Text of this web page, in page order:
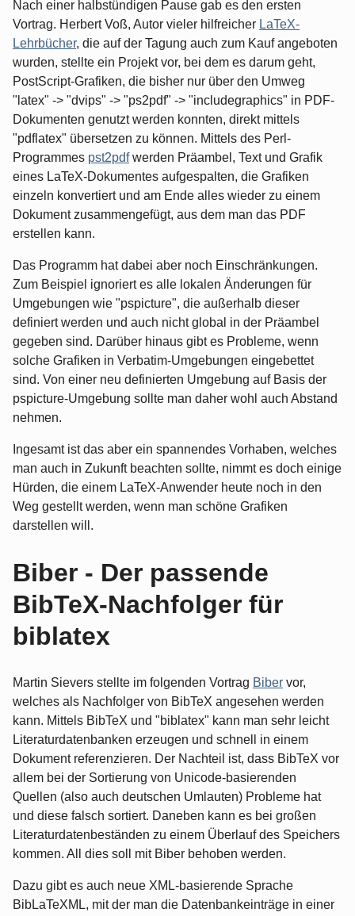
Nach einer halbstündigen Pause gab es den ersten
Vortrag. Herbert Voß, Autor vieler hilfreicher LaTeX-
Lehrbücher, die auf der Tagung auch zum Kauf angeboten
wurden, stellte ein Projekt vor, bei dem es darum geht,
PostScript-Grafiken, die bisher nur über den Umweg
"latex" -> "dvips" -> "ps2pdf" -> "includegraphics" in PDF-
Dokumenten genutzt werden konnten, direkt mittels
"pdflatex" übersetzen zu können. Mittels des Perl-
Programmes pst2pdfwerden Präambel, Text und Grafik
eines LaTeX-Dokumentes aufgespalten, die Grafiken
einzeln konvertiert und am Ende alles wieder zu einem
Dokument zusammengefügt, aus dem man das PDF
erstellen kann.
Das Programm hat dabei aber noch Einschränkungen.
Zum Beispiel ignoriert es alle lokalen Änderungen für
Umgebungen wie "pspicture", die außerhalb dieser
definiert werden und auch nicht global in der Präambel
gegeben sind. Darüber hinaus gibt es Probleme, wenn
solche Grafiken in Verbatim-Umgebungen eingebettet
sind. Von einer neu definierten Umgebung auf Basis der
pspicture-Umgebung sollte man daher wohl auch Abstand
nehmen.
Ingesamt ist das aber ein spannendes Vorhaben, welches
man auch in Zukunft beachten sollte, nimmt es doch einige
Hürden, die einem LaTeX-Anwender heute noch in den
Weg gestellt werden, wenn man schöne Grafiken
darstellen will.
Biber - Der passende
BibTeX-Nachfolger für
biblatex
Martin Sievers stellte im folgenden Vortrag Biber vor,
welches als Nachfolger von BibTeX angesehen werden
kann. Mittels BibTeX und "biblatex" kann man sehr leicht
Literaturdatenbanken erzeugen und schnell in einem
Dokument referenzieren. Der Nachteil ist, dass BibTeX vor
allem bei der Sortierung von Unicode-basierenden
Quellen (also auch deutschen Umlauten) Probleme hat
und diese falsch sortiert. Daneben kann es bei großen
Literaturdatenbeständen zu einem Überlauf des Speichers
kommen. All dies soll mit Biber behoben werden.
Dazu gibt es auch neue XML-basierende Sprache
BibLaTeXML, mit der man die Datenbankeinträge in einer